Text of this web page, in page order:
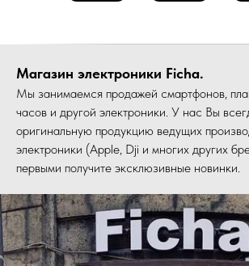
Магазин электроники Ficha.
Мы занимаемся продажей смартфонов,
часов и другой электроники. У нас Вы
оригинальную продукцию ведущих
электроники (Apple, Dji и многих других
первыми получите эксклюзивные новинки.